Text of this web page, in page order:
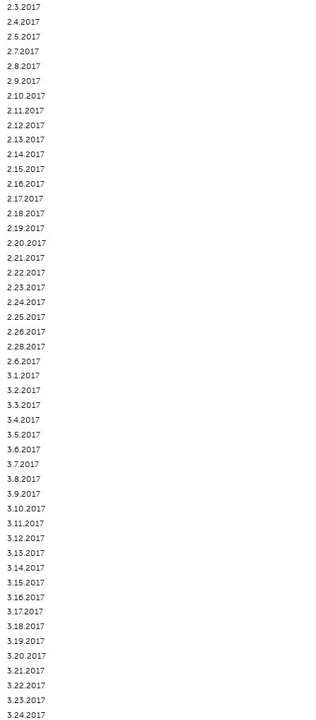
2.3.2017
2.4.2017
2.5.2017
2.7.2017
2.8.2017
2.9.2017
2.10.2017
2.11.2017
2.12.2017
2.13.2017
2.14.2017
2.15.2017
2.16.2017
2.17.2017
2.18.2017
2.19.2017
2.20.2017
2.21.2017
2.22.2017
2.23.2017
2.24.2017
2.25.2017
2.26.2017
2.28.2017
2.6.2017
3.1.2017
3.2.2017
3.3.2017
3.4.2017
3.5.2017
3.6.2017
3.7.2017
3.8.2017
3.9.2017
3.10.2017
3.11.2017
3.12.2017
3,13.2017
3.14.2017
3.15.2017
3.16.2017
3.17.2017
3.18.2017
3.19.2017
3.20.2017
3.21.2017
3.22.2017
3.23.2017
3.24.2017